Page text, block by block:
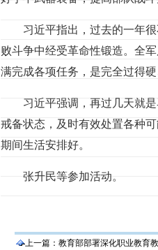
习近平指出，过去的一年
败斗争中经受革命性锻造。全
满完成各项任务，是完全过得
习近平强调，再过几天就
戒备状态，及时有效处置各种
期间生活安排好。
张升民等参加活动。
上一篇： 教育部部署深化职业教育